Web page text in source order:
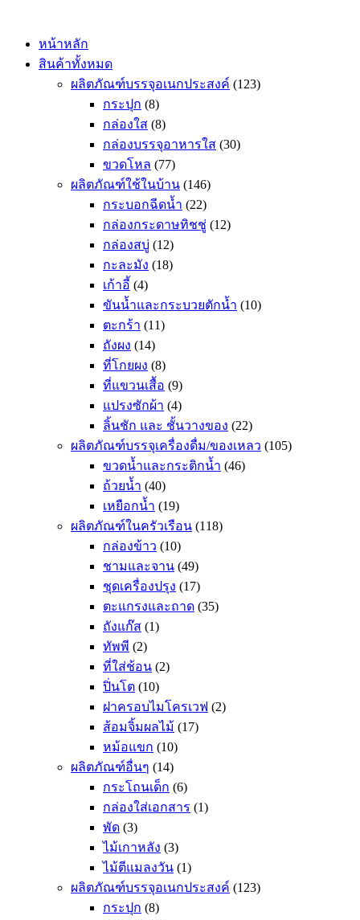
contentหน้าหลัก
สินค้าทั้งหมด
ผลิตภัณฑ์บรรจุอเนกประสงค์ (123)
กระปุก (8)
กล่องใส (8)
กล่องบรรจุอาหารใส (30)
ขวดโหล (77)
ผลิตภัณฑ์ใช้ในบ้าน (146)
กระบอกฉีดน้ำ (22)
กล่องกระดาษทิชชู่ (12)
กล่องสบู่ (12)
กะละมัง (18)
เก้าอี้ (4)
ขันน้ำและกระบวยตักน้ำ (10)
ตะกร้า (11)
ถังผง (14)
ที่โกยผง (8)
ที่แขวนเสื้อ (9)
แปรงซักผ้า (4)
ลิ้นชัก และ ชั้นวางของ (22)
ผลิตภัณฑ์บรรจุเครื่องดื่ม/ของเหลว (105)
ขวดน้ำและกระติกน้ำ (46)
ถ้วยน้ำ (40)
เหยือกน้ำ (19)
ผลิตภัณฑ์ในครัวเรือน (118)
กล่องข้าว (10)
ชามและจาน (49)
ชุดเครื่องปรุง (17)
ตะแกรงและถาด (35)
ถังแก๊ส (1)
ทัพพี (2)
ที่ใส่ช้อน (2)
ปิ่นโต (10)
ฝาครอบไมโครเวฟ (2)
ส้อมจิ้มผลไม้ (17)
หม้อแขก (10)
ผลิตภัณฑ์อื่นๆ (14)
กระโถนเด็ก (6)
กล่องใส่เอกสาร (1)
พัด (3)
ไม้เกาหลัง (3)
ไม้ตีแมลงวัน (1)
ผลิตภัณฑ์บรรจุอเนกประสงค์ (123)
กระปุก (8)